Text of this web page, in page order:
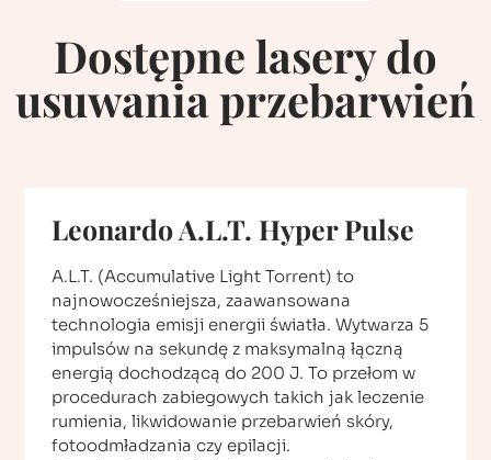
Dostępne lasery do
usuwania przebarwień
Leonardo A.L.T. Hyper Pulse
A.L.T. (Accumulative Light Torrent) to
najnowocześniejsza, zaawansowana
technologia emisji energii światła. Wytwarza 5
impulsów na sekundę z maksymalną łączną
energią dochodzącą do 200 J. To przełom w
procedurach zabiegowych takich jak leczenie
rumienia, likwidowanie przebarwień skóry,
fotoodmładzania czy epilacji.